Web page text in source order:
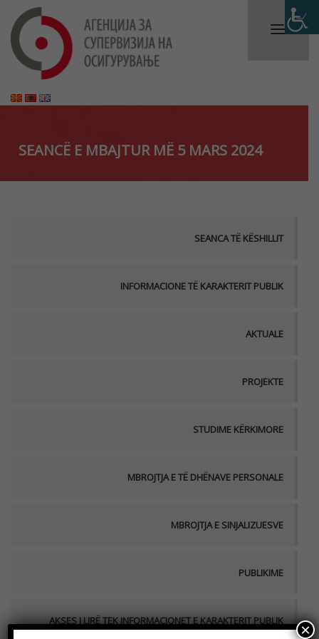
SEANCË E MBAJTUR MË 5 MARS 2024
SEANCA TË KËSHILLIT
INFORMACIONE TË KARAKTERIT PUBLIK
AKTUALE
PROJEKTE
STUDIME KËRKIMORE
MBROJTJA E TË DHËNAVE PERSONALE
MBROJTJA E SINJALIZUESVE
PUBLIKIME
AKSES I LIRË TEK INFORMACIONET E KARAKTERIT PUBLIK ×